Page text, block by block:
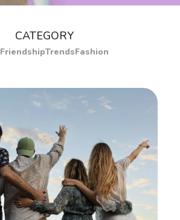
CATEGORY
FriendshipTrendsFashion